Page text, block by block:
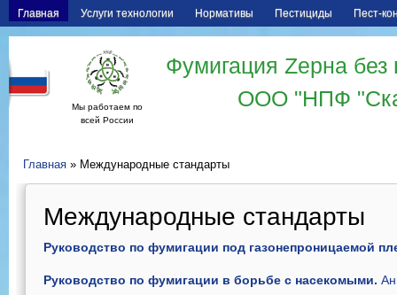
Главная Услуги технологии Нормативы Пестициды Пест-
Мы работаем по
всей России
Фумигация Zерна
ООО "НПФ
Главная » Международные стандарты
Международные стандарты
Руководство по фумигации под газонепроницаемой
Руководство по фумигации в борьбе с насекомыми.